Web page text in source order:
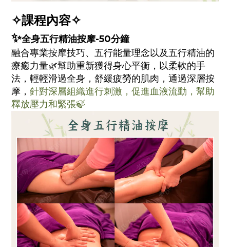
✧課程內容✧
✨全身五行精油按摩-50分鐘
融合專業按摩技巧、五行能量理念以及五行精油的
療癒力量🌿幫助重新獲得身心平衡，以柔軟的手
法，輕輕滑過全身，舒緩疲勞的肌肉，通過深層按
摩， 針對深層組織進行刺激，促進血液流動，幫助
釋放壓力和緊張🍃